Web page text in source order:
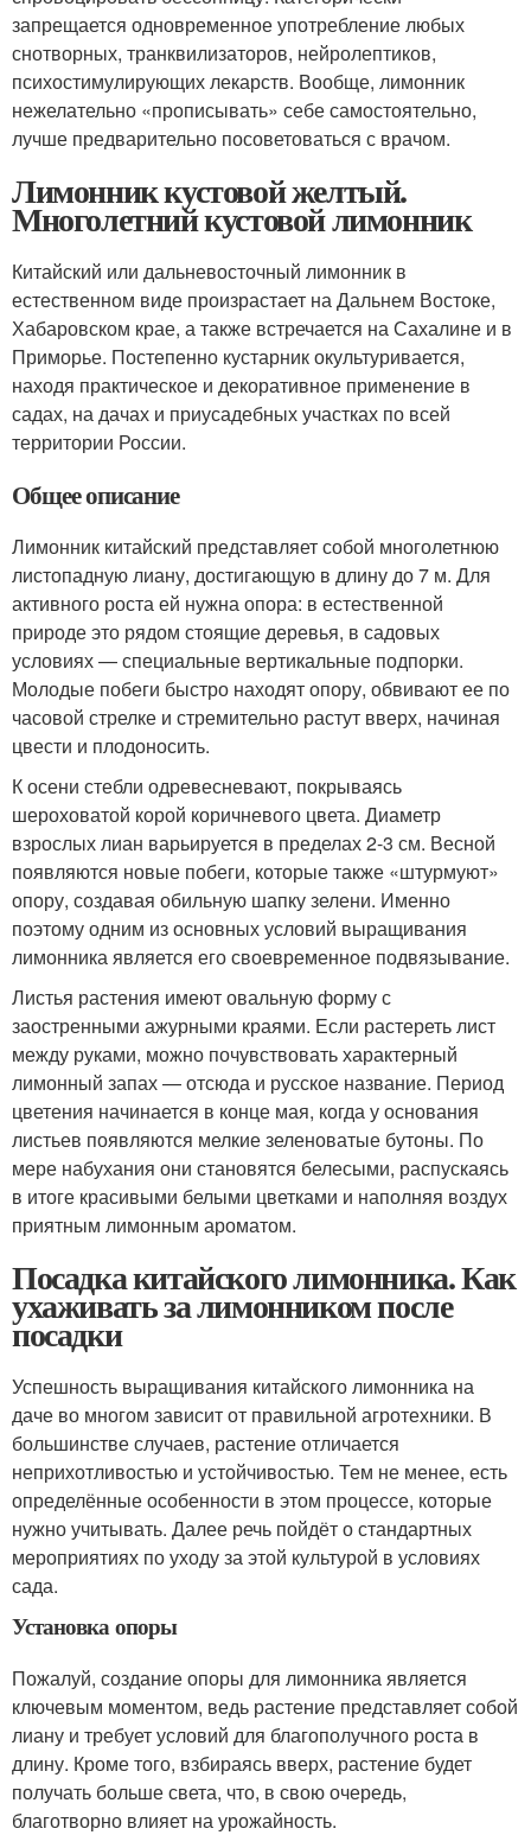
запрещается одновременное употребление любых
снотворных, транквилизаторов, нейролептиков,
психостимулирующих лекарств. Вообще, лимонник
нежелательно «прописывать» себе самостоятельно,
лучше предварительно посоветоваться с врачом.
Лимонник кустовой желтый.
Многолетний кустовой лимонник
Китайский или дальневосточный лимонник в
естественном виде произрастает на Дальнем Востоке,
Хабаровском крае, а также встречается на Сахалине и в
Приморье. Постепенно кустарник окультуривается,
находя практическое и декоративное применение в
садах, на дачах и приусадебных участках по всей
территории России.
Общее описание
Лимонник китайский представляет собой многолетнюю
листопадную лиану, достигающую в длину до 7 м. Для
активного роста ей нужна опора: в естественной
природе это рядом стоящие деревья, в садовых
условиях — специальные вертикальные подпорки.
Молодые побеги быстро находят опору, обвивают ее по
часовой стрелке и стремительно растут вверх, начиная
цвести и плодоносить.
К осени стебли одревесневают, покрываясь
шероховатой корой коричневого цвета. Диаметр
взрослых лиан варьируется в пределах 2-3 см. Весной
появляются новые побеги, которые также «штурмуют»
опору, создавая обильную шапку зелени. Именно
поэтому одним из основных условий выращивания
лимонника является его своевременное подвязывание.
Листья растения имеют овальную форму с
заостренными ажурными краями. Если растереть лист
между руками, можно почувствовать характерный
лимонный запах — отсюда и русское название. Период
цветения начинается в конце мая, когда у основания
листьев появляются мелкие зеленоватые бутоны. По
мере набухания они становятся белесыми, распускаясь
в итоге красивыми белыми цветками и наполняя воздух
приятным лимонным ароматом.
Посадка китайского лимонника. Как
ухаживать за лимонником после
посадки
Успешность выращивания китайского лимонника на
даче во многом зависит от правильной агротехники. В
большинстве случаев, растение отличается
неприхотливостью и устойчивостью. Тем не менее, есть
определённые особенности в этом процессе, которые
нужно учитывать. Далее речь пойдёт о стандартных
мероприятиях по уходу за этой культурой в условиях
сада.
Установка опоры
Пожалуй, создание опоры для лимонника является
ключевым моментом, ведь растение представляет собой
лиану и требует условий для благополучного роста в
длину. Кроме того, взбираясь вверх, растение будет
получать больше света, что, в свою очередь,
благотворно влияет на урожайность.